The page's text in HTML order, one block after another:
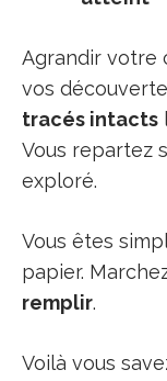
Agrandir votre
vos
tracés intacts
Vous repartez
exploré.
Vous êtes
papier.
remplir.
Voilà vous